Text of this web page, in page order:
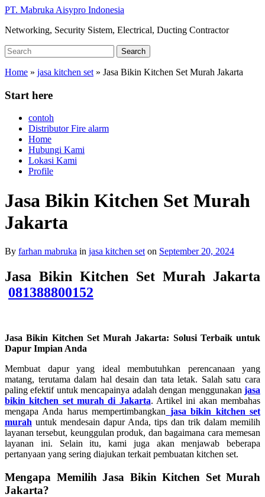
Skip
main
PT. Mabruka Aisypro Indonesia
Networking, Security Sistem, Electrical, Ducting Contractor
Search
for:
Search
Home » jasa kitchen set » Jasa Bikin Kitchen Set Murah Jakarta
Start here
contoh
Distributor Fire alarm
Home
Hubungi Kami
Lokasi Kami
Profile
Jasa Bikin Kitchen Set Murah
Jakarta
By farhan mabruka in jasa kitchen set on September 20, 2024
Jasa Bikin Kitchen Set Murah Jakarta
081388800152
Jasa Bikin Kitchen Set Murah Jakarta: Solusi Terbaik untuk
Dapur Impian Anda
Membuat dapur yang ideal membutuhkan perencanaan yang
matang, terutama dalam hal desain dan tata letak. Salah satu cara
paling efektif untuk mencapainya adalah dengan menggunakan jasa
bikin kitchen set murah di Jakarta. Artikel ini akan membahas
mengapa Anda harus mempertimbangkan jasa bikin kitchen set
murah untuk mendesain dapur Anda, tips dan trik dalam memilih
layanan tersebut, keunggulan produk, dan bagaimana cara memesan
layanan ini. Selain itu, kami juga akan menjawab beberapa
pertanyaan yang sering diajukan terkait pembuatan kitchen set.
Mengapa Memilih Jasa Bikin Kitchen Set Murah
Jakarta?